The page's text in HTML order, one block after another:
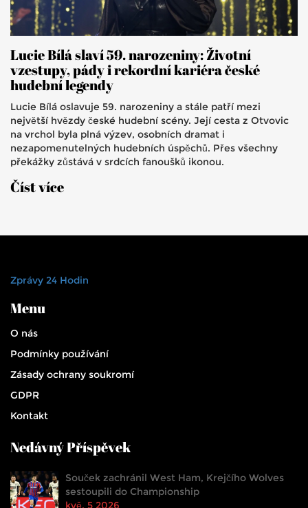
Lucie Bílá slaví 59. narozeniny: Životní
vzestupy, pády i rekordní kariéra české
hudební legendy
Lucie Bílá oslavuje 59. narozeniny a stále patří mezi
největší hvězdy české hudební scény. Její cesta z Otvovic
na vrchol byla plná výzev, osobních dramat i
nezapomenutelných hudebních úspěchů. Přes všechny
překážky zůstává v srdcích fanoušků ikonou.
Číst více
Zprávy 24 Hodin
Menu
O nás
Podmínky používání
Zásady ochrany soukromí
GDPR
Kontakt
Nedávný Příspěvek
Souček zachránil West Ham, Krejčího Wolves
sestoupili do Championship
kvě, 5 2026